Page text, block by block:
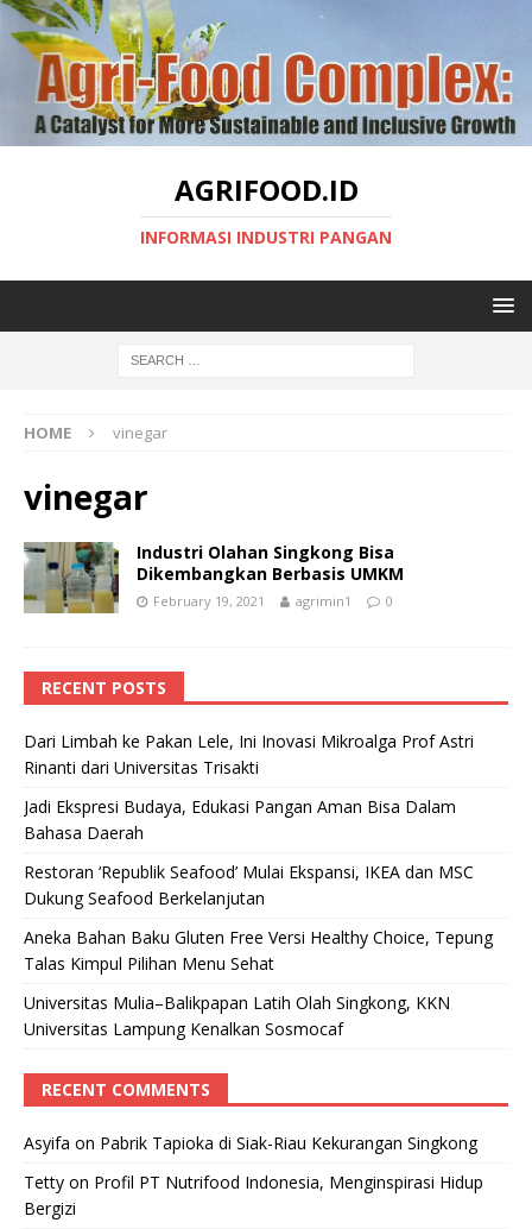
AGRIFOOD.ID
INFORMASI INDUSTRI PANGAN
HOME vinegar
vinegar
Industri Olahan Singkong Bisa
Dikembangkan Berbasis UMKM
February 19, 2021 agrimin1 0
RECENT POSTS
Dari Limbah ke Pakan Lele, Ini Inovasi Mikroalga Prof Astri
Rinanti dari Universitas Trisakti
Jadi Ekspresi Budaya, Edukasi Pangan Aman Bisa Dalam
Bahasa Daerah
Restoran ‘Republik Seafood’ Mulai Ekspansi, IKEA dan MSC
Dukung Seafood Berkelanjutan
Aneka Bahan Baku Gluten Free Versi Healthy Choice, Tepung
Talas Kimpul Pilihan Menu Sehat
Universitas Mulia–Balikpapan Latih Olah Singkong, KKN
Universitas Lampung Kenalkan Sosmocaf
RECENT COMMENTS
Asyifa on Pabrik Tapioka di Siak-Riau Kekurangan Singkong
Tetty on Profil PT Nutrifood Indonesia, Menginspirasi Hidup
Bergizi